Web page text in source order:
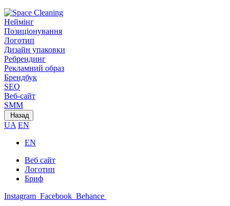
Неймінг
Позиціонування
Логотип
Дизайн упаковки
Ребрендинг
Рекламний образ
Брендбук
SEO
Веб-сайт
SMM
Назад
UA EN
EN
Веб сайт
Логотип
Бриф
Instagram Facebook Behance